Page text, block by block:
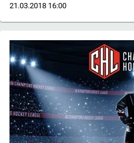
21.03.2018 16:00